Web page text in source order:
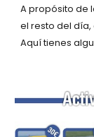
A propósito de
el resto del
Aquí tienes